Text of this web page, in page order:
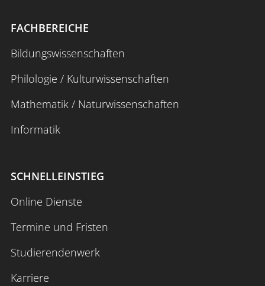
FACHBEREICHE
Bildungswissenschaften
Philologie / Kulturwissenschaften
Mathematik / Naturwissenschaften
Informatik
SCHNELLEINSTIEG
Online Dienste
Termine und Fristen
Studierendenwerk
Karriere